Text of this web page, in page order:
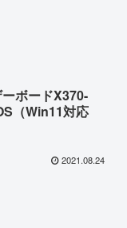
ーボードX370-
（Win11対応
2021.08.24